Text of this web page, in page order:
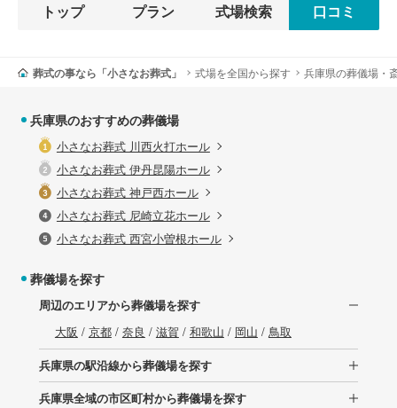
トップ プラン 式場検索 口コミ
葬式の事なら「小さなお葬式」 式場を全国から探す 兵庫県の葬儀場・
兵庫県のおすすめの葬儀場
小さなお葬式 川西火打ホール
小さなお葬式 伊丹昆陽ホール
小さなお葬式 神戸西ホール
小さなお葬式 尼崎立花ホール
小さなお葬式 西宮小曽根ホール
葬儀場を探す
周辺のエリアから葬儀場を探す
大阪 / 京都/ 奈良 / 滋賀 / 和歌山 / 岡山 / 鳥取
兵庫県の駅沿線から葬儀場を探す
兵庫県全域の市区町村から葬儀場を探す